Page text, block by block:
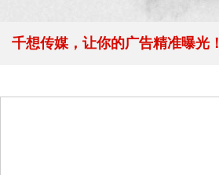
千想传媒，让你的广告精准曝光！